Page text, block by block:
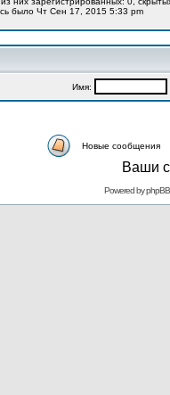
было Чт Сен 17, 2015 5:33 pm
Имя:
Новые сообщения
Ваши
Powered byphpBB